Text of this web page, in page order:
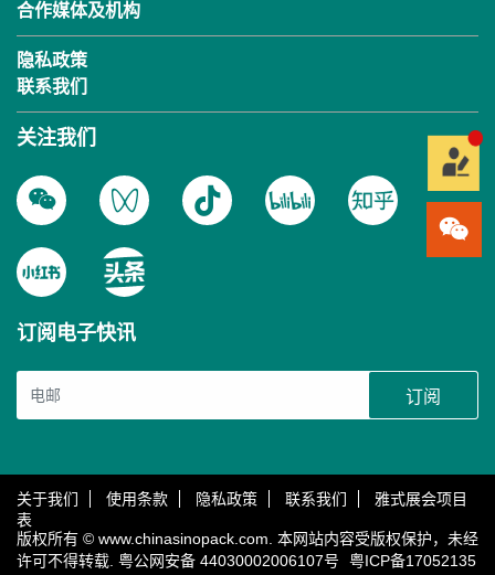
合作媒体及机构
隐私政策
联系我们
关注我们
订阅电子快讯
订阅
关于我们 使用条款 隐私政策 联系我们
雅式展会项目
表
版权所有 © www.chinasinopack.com. 本网站内容受版权保护，未经
许可不得转载. 粤公网安备 44030002006107号
粤ICP备17052135